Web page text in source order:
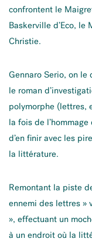
confrontent le
Baskerville d’Eco, le
Christie.
Gennaro Serio, on le
le roman
polymorphe (lettres,
la fois de l’hommage
d’en finir avec les
la littérature.
Remontant la piste
ennemi des lettres »
», effectuant un
à un endroit où la